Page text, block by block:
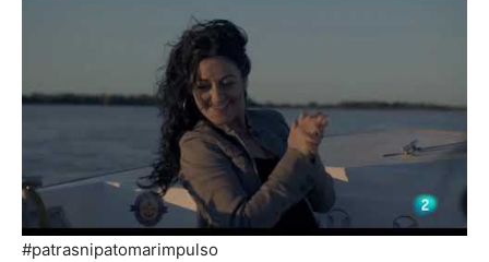
#patrasnipatomarimpulso